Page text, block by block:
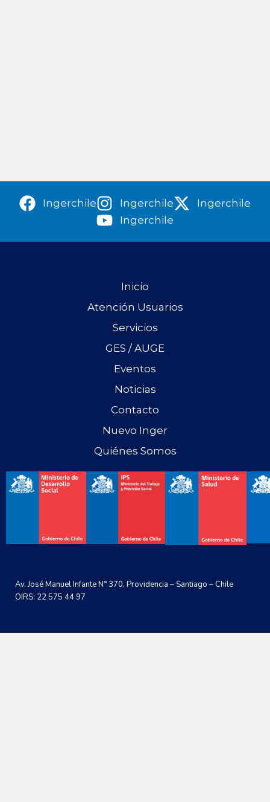
Ingerchile Ingerchile
Ingerchile
Ingerchile
Inicio
Atención Usuarios
Servicios
GES / AUGE
Eventos
Noticias
Contacto
Nuevo Inger
Quiénes Somos
Av. José Manuel Infante N° 370, Providencia – Santiago – Chile
OIRS: 22 575 44 97